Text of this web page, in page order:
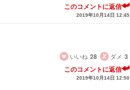
このコメントに返信
2019年10月14日 12:45
いいね 28 ダメ 3
このコメントに返信
2019年10月14日 12:50